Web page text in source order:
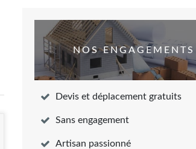
NOS ENGAGEMENTS
Devis et déplacement gratuits
Sans engagement
Artisan passionné